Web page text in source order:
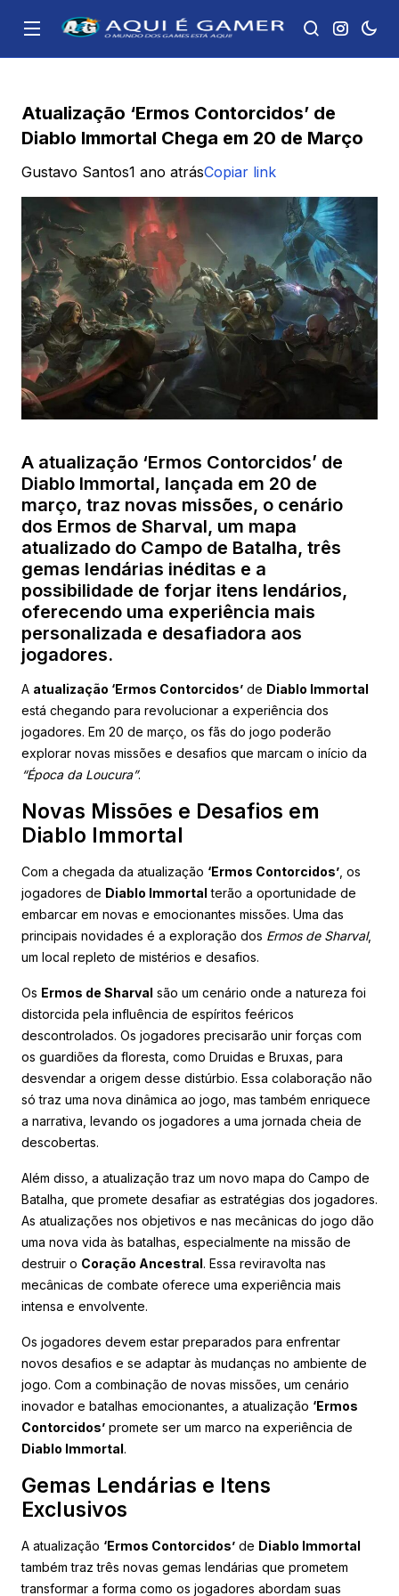
Atualização ‘Ermos Contorcidos’ de
Diablo Immortal Chega em 20 de Março
Gustavo Santos1 ano atrásCopiar link
A atualização ‘Ermos Contorcidos’ de
Diablo Immortal, lançada em 20 de
março, traz novas missões, o cenário
dos Ermos de Sharval, um mapa
atualizado do Campo de Batalha, três
gemas lendárias inéditas e a
possibilidade de forjar itens lendários,
oferecendo uma experiência mais
personalizada e desafiadora aos
jogadores.
A atualização ‘Ermos Contorcidos’ de Diablo Immortal
está chegando para revolucionar a experiência dos
jogadores. Em 20 de março, os fãs do jogo poderão
explorar novas missões e desafios que marcam o início da
“Época da Loucura”.
Novas Missões e Desafios em
Diablo Immortal
Com a chegada da atualização ‘Ermos Contorcidos’ , os
jogadores de Diablo Immortal terão a oportunidade de
embarcar em novas e emocionantes missões. Uma das
principais novidades é a exploração dos Ermos de Sharval,
um local repleto de mistérios e desafios.
Os Ermos de Sharval são um cenário onde a natureza foi
distorcida pela influência de espíritos feéricos
descontrolados. Os jogadores precisarão unir forças com
os guardiões da floresta, como Druidas e Bruxas, para
desvendar a origem desse distúrbio. Essa colaboração não
só traz uma nova dinâmica ao jogo, mas também enriquece
a narrativa, levando os jogadores a uma jornada cheia de
descobertas.
Além disso, a atualização traz um novo mapa do Campo de
Batalha, que promete desafiar as estratégias dos jogadores.
As atualizações nos objetivos e nas mecânicas do jogo dão
uma nova vida às batalhas, especialmente na missão de
destruir o Coração Ancestral. Essa reviravolta nas
mecânicas de combate oferece uma experiência mais
intensa e envolvente.
Os jogadores devem estar preparados para enfrentar
novos desafios e se adaptar às mudanças no ambiente de
jogo. Com a combinação de novas missões, um cenário
inovador e batalhas emocionantes, a atualização ‘Ermos
Contorcidos’ promete ser um marco na experiência de
Diablo Immortal.
Gemas Lendárias e Itens
Exclusivos
A atualização ‘Ermos Contorcidos’ de Diablo Immortal
também traz três novas gemas lendárias que prometem
transformar a forma como os jogadores abordam suas